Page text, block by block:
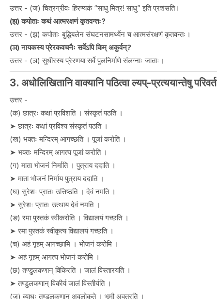
उत्तर - (ज) चित्रग्रीवः हिरण्यकं “साधु मित्र! साधु” इति प्रशंसति।
(झ) कपोताः कथं आत्मरक्षणं कृतवन्तः?
उत्तर - (झ) कपोताः बुद्धिबलेन संघटनसामर्थ्येन च आत्मसंरक्षणं कृतवन्तः।
(ञ) नायकस्य प्रेरकवचनैः सर्वेऽपि किम् अकुर्वन्?
उत्तर - (ञ) सुधीरस्य प्रेरणया सर्वे पुलनिर्माणे संलग्नाः जाताः।
3. अधोलिखितानि वाक्यानि पठित्वा ल्यप्-प्रत्ययान्तेषु
उत्तर -
(क) छात्रः कक्षां प्रविशति । संस्कृतं पठति ।
➤ छात्रः कक्षां प्रविश्य संस्कृतं पठति ।
(ख) भक्तः मन्दिरम् आगच्छति । पूजां करोति ।
➤ भक्तः मन्दिरम् आगत्य पूजां करोति ।
(ग) माता भोजनं निर्माति । पुत्राय ददाति ।
➤ माता भोजनं निर्माय पुत्राय ददाति ।
(घ) सुरेशः प्रातः उत्तिष्ठति । देवं नमति ।
➤ सुरेशः प्रातः उत्थाय देवं नमति ।
(ङ) रमा पुस्तकं स्वीकरोति । विद्यालयं गच्छति ।
➤ रमा पुस्तकं स्वीकृत्य विद्यालयं गच्छति ।
(च) अहं गृहम् आगच्छामि । भोजनं करोमि ।
➤ अहं गृहम् आगत्य भोजनं करोमि ।
(छ) तण्डुलकणान् विकिरति । जालं विस्तारयति ।
➤ तण्डुलकणान् विकीर्य जालं विस्तीर्यति ।
(ज) व्याधः तण्डुलकणान् अवलोकते । भूमौ अवतरति ।